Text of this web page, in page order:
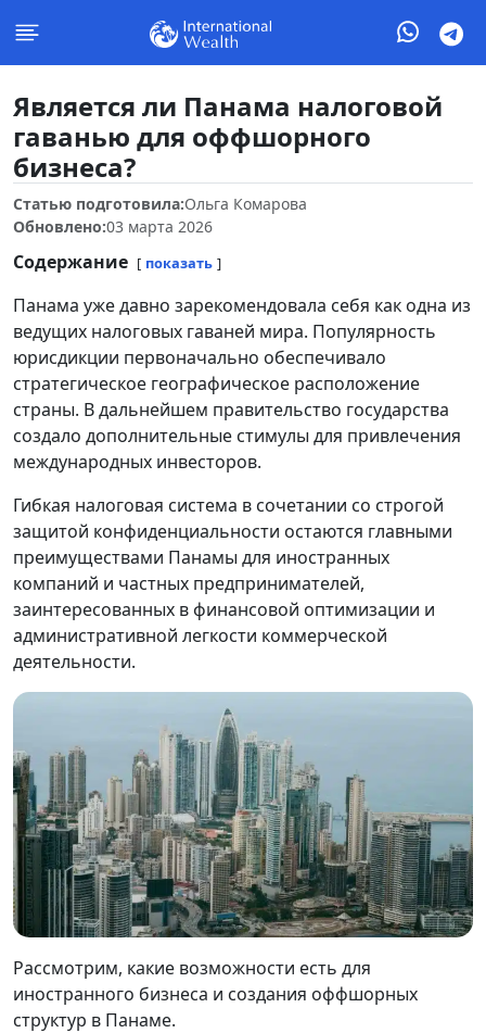
Является ли Панама налоговой
гаванью для оффшорного
бизнеса?
Статью подготовила:Ольга Комарова
Обновлено:03 марта 2026
Содержание показать
Панама уже давно зарекомендовала себя как одна из
ведущих налоговых гаваней мира. Популярность
юрисдикции первоначально обеспечивало
стратегическое географическое расположение
страны. В дальнейшем правительство государства
создало дополнительные стимулы для привлечения
международных инвесторов.
Гибкая налоговая система в сочетании со строгой
защитой конфиденциальности остаются главными
преимуществами Панамы для иностранных
компаний и частных предпринимателей,
заинтересованных в финансовой оптимизации и
административной легкости коммерческой
деятельности.
Рассмотрим, какие возможности есть для
иностранного бизнеса и создания оффшорных
структур в Панаме.